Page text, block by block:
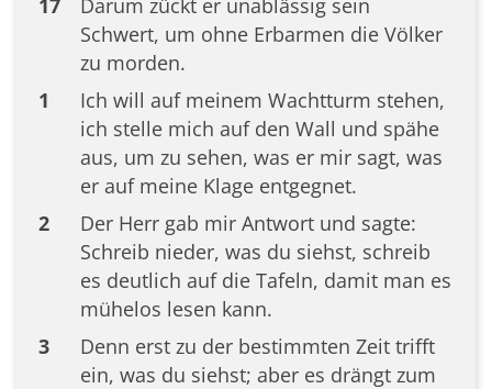
17
Darum zückt er unablässig sein
Schwert, um ohne Erbarmen die Völker
zu morden.
1
Ich will auf meinem Wachtturm stehen,
ich stelle mich auf den Wall und spähe
aus, um zu sehen, was er mir sagt, was
er auf meine Klage entgegnet.
2
Der Herr gab mir Antwort und sagte:
Schreib nieder, was du siehst, schreib
es deutlich auf die Tafeln, damit man es
mühelos lesen kann.
3
Denn erst zu der bestimmten Zeit trifft
ein, was du siehst; aber es drängt zum